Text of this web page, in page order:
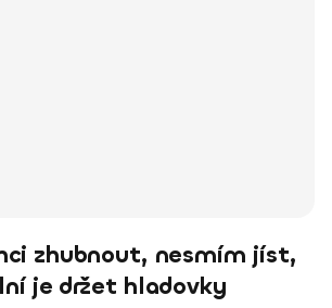
zhubnout, nesmím jíst,
je držet hladovky